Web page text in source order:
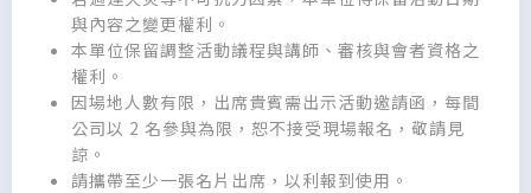
與內容之變更權利。
本單位保留調整活動議程與講師、審核與會者資格之
權利。
因場地人數有限，出席貴賓需出示活動邀請函，每間
公司以 2 名參與為限，恕不接受現場報名，敬請見
諒。
請攜帶至少一張名片出席，以利報到使用。